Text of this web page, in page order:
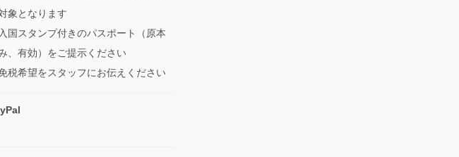
象となります
国スタンプ付きのパスポート（原本
、有効）をご提示ください
税希望をスタッフにお伝えください